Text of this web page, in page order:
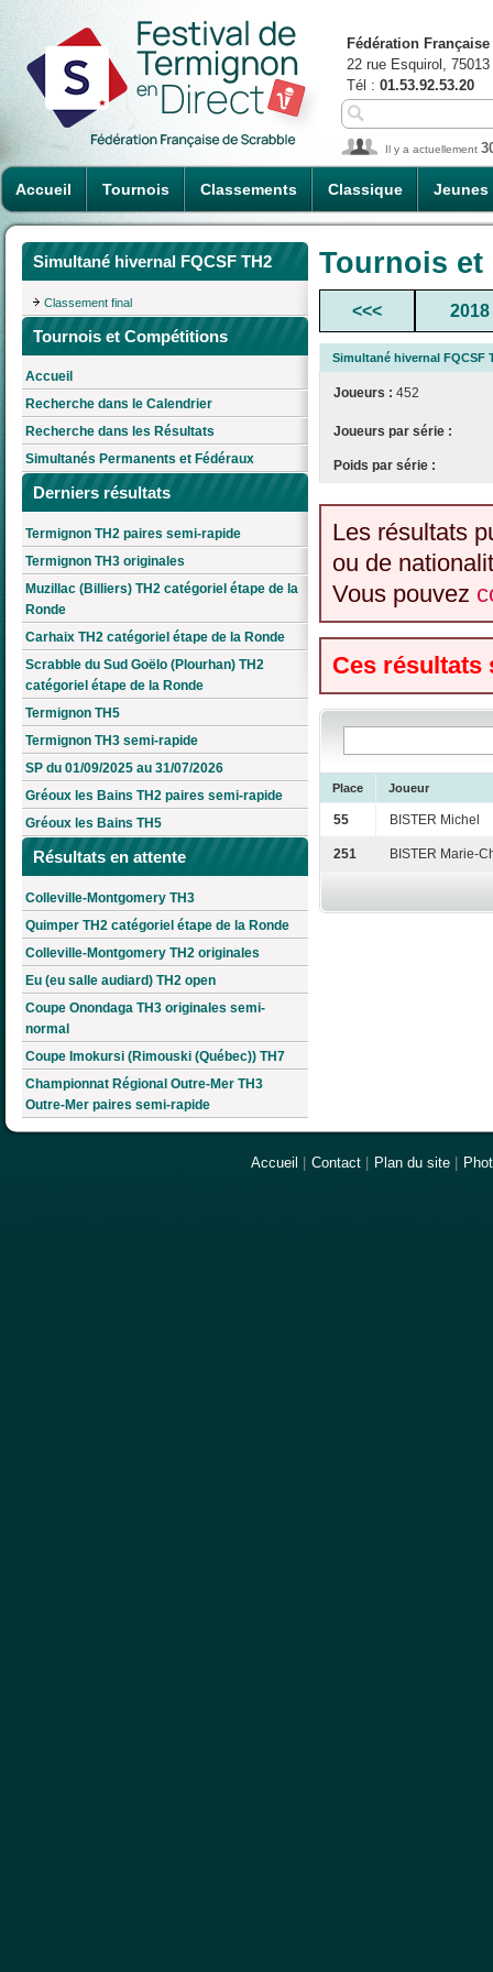
Accueil Tournois Classements Classique Jeunes
Fédération
22 rue Esquirol,
Tél : 01.53.92.53.20
Il y a actuellement
Simultané hivernal FQCSF TH2
Classement final
Tournois et Compétitions
Accueil
Recherche dans le Calendrier
Recherche dans les Résultats
Simultanés Permanents et Fédéraux
Derniers résultats
Termignon TH2 paires semi-rapide
Termignon TH3 originales
Muzillac (Billiers) TH2 catégoriel étape de la
Ronde
Carhaix TH2 catégoriel étape de la Ronde
Scrabble du Sud Goëlo (Plourhan) TH2
catégoriel étape de la Ronde
Termignon TH5
Termignon TH3 semi-rapide
SP du 01/09/2025 au 31/07/2026
Gréoux les Bains TH2 paires semi-rapide
Gréoux les Bains TH5
Résultats en attente
Colleville-Montgomery TH3
Quimper TH2 catégoriel étape de la Ronde
Colleville-Montgomery TH2 originales
Eu (eu salle audiard) TH2 open
Coupe Onondaga TH3 originales semi-
normal
Coupe Imokursi (Rimouski (Québec)) TH7
Championnat Régional Outre-Mer TH3
Outre-Mer paires semi-rapide
Tournois
<<< 2018
Simultané hivernal FQCSF
Joueurs : 452
Joueurs par série :
Poids par série :
Les résultats
ou de
Vous pouvez
Ces résultats
Place Joueur
55 BISTER Michel
251 BISTER Marie-
Accueil Contact Plan du site